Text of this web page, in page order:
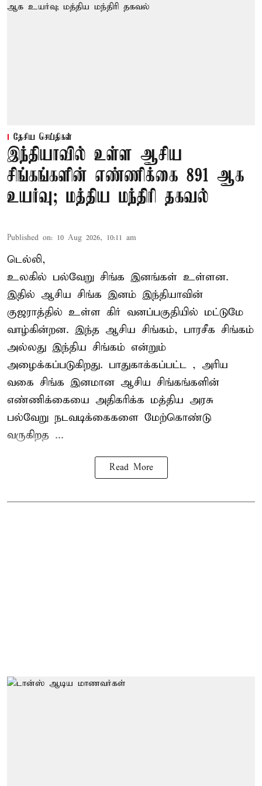
தேசிய செய்திகள்
இந்தியாவில் உள்ள ஆசிய
சிங்கங்களின் எண்ணிக்கை 891 ஆக
உயர்வு; மத்திய மந்திரி தகவல்
Published on: 10 Aug 2026, 10:11 am
டெல்லி,
உலகில் பல்வேறு சிங்க இனங்கள் உள்ளன.
இதில் ஆசிய சிங்க இனம் இந்தியாவின்
குஜராத்தில் உள்ள கிர் வனப்பகுதியில் மட்டுமே
வாழ்கின்றன. இந்த ஆசிய சிங்கம், பாரசீக சிங்கம்
அல்லது இந்திய சிங்கம் என்றும்
அழைக்கப்படுகிறது. பாதுகாக்கப்பட்ட , அரிய
வகை சிங்க இனமான ஆசிய சிங்கங்களின்
எண்ணிக்கையை அதிகரிக்க மத்திய அரசு
பல்வேறு நடவடிக்கைகளை மேற்கொண்டு
வருகிறத ...
Read More